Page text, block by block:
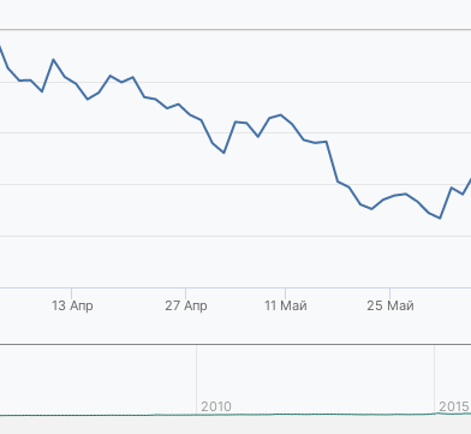
13 Апр 27 Апр 11 Май 25 Май
2010 2015